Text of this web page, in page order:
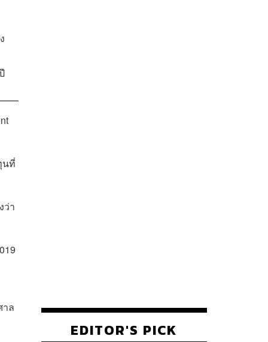
นที่
ว่า
าล
EDITOR'S PICK